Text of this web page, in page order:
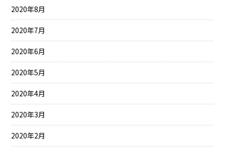
2020年8月
2020年7月
2020年6月
2020年5月
2020年4月
2020年3月
2020年2月